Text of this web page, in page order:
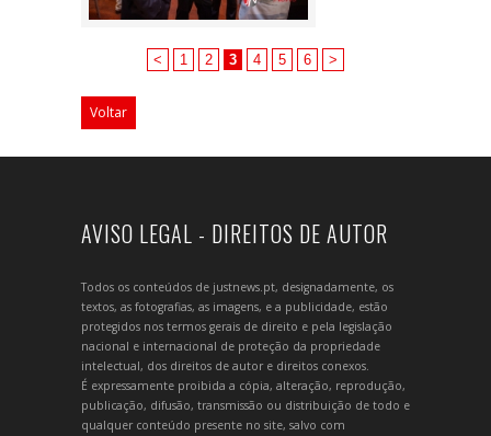
< 1 2 3 4 5 6 >
Voltar
AVISO LEGAL - DIREITOS DE AUTOR
Todos os conteúdos de justnews.pt, designadamente, os
textos, as fotografias, as imagens, e a publicidade, estão
protegidos nos termos gerais de direito e pela legislação
nacional e internacional de proteção da propriedade
intelectual, dos direitos de autor e direitos conexos.
É expressamente proibida a cópia, alteração, reprodução,
publicação, difusão, transmissão ou distribuição de todo e
qualquer conteúdo presente no site, salvo com